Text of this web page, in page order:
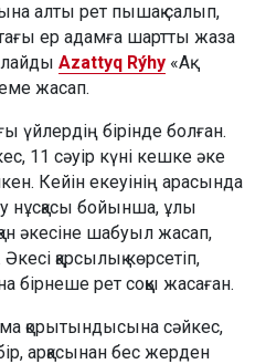
алты рет пышақ салып,
ер адамға шартты жаза
Azattyq Rýhy «Ақ
жасап.
үйлердің бірінде болған.
11 сәуір күні кешке әке
Кейін екеуінің арасында
нұсқасы бойынша, ұлы
әкесіне шабуыл жасап,
қарсылық көрсетіп,
рет соққы жасаған.
қорытындысына сәйкес,
арқасынан бес жерден